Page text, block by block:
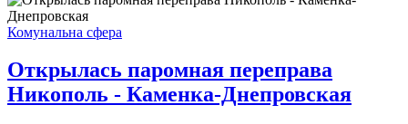
Комунальна сфера
Открылась паромная переправа
Никополь - Каменка-Днепровская